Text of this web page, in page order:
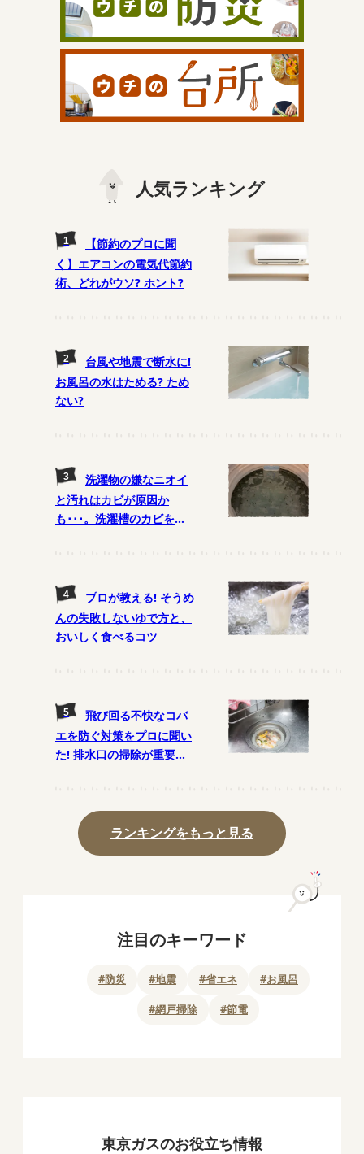
人気ランキング
【節約のプロに聞
く】エアコンの電気代節約
術、どれがウソ? ホント?
台風や地震で断水に!
お風呂の水はためる? ため
ない?
洗濯物の嫌なニオイ
と汚れはカビが原因か
も･･･。洗濯槽のカビを予
プロが教える! そうめ
んの失敗しないゆで方と、
おいしく食べるコツ
飛び回る不快なコバ
エを防ぐ対策をプロに聞い
た! 排水口の掃除が重要
ランキングをもっと見る
注目のキーワード
#防災 #地震 #省エネ #お風呂
#網戸掃除 #節電
東京ガスのお役立ち情報